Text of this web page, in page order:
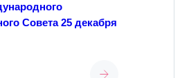
Совета 25 декабря